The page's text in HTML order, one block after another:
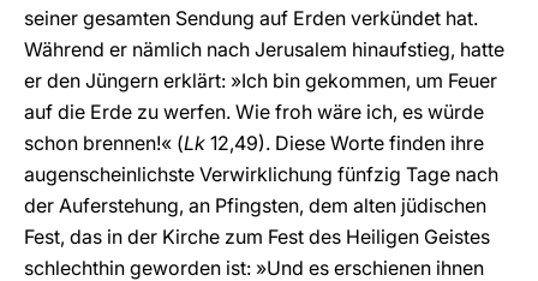
seiner gesamten Sendung auf Erden verkündet hat.
Während er nämlich nach Jerusalem hinaufstieg, hatte
er den Jüngern erklärt: »Ich bin gekommen, um Feuer
auf die Erde zu werfen. Wie froh wäre ich, es würde
schon brennen!« (Lk 12,49). Diese Worte finden ihre
augenscheinlichste Verwirklichung fünfzig Tage nach
der Auferstehung, an Pfingsten, dem alten jüdischen
Fest, das in der Kirche zum Fest des Heiligen Geistes
schlechthin geworden ist: »Und es erschienen ihnen